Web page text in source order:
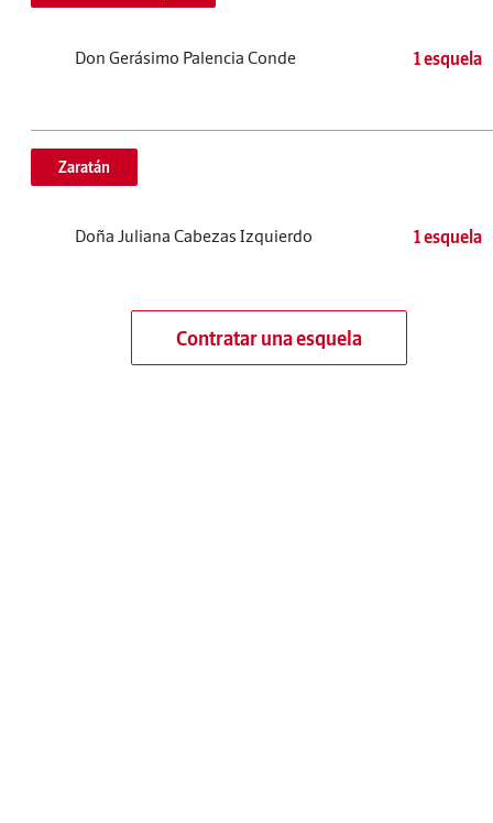
Don Gerásimo Palencia Conde 1 esquela
Zaratán
Doña Juliana Cabezas Izquierdo 1 esquela
Contratar una esquela